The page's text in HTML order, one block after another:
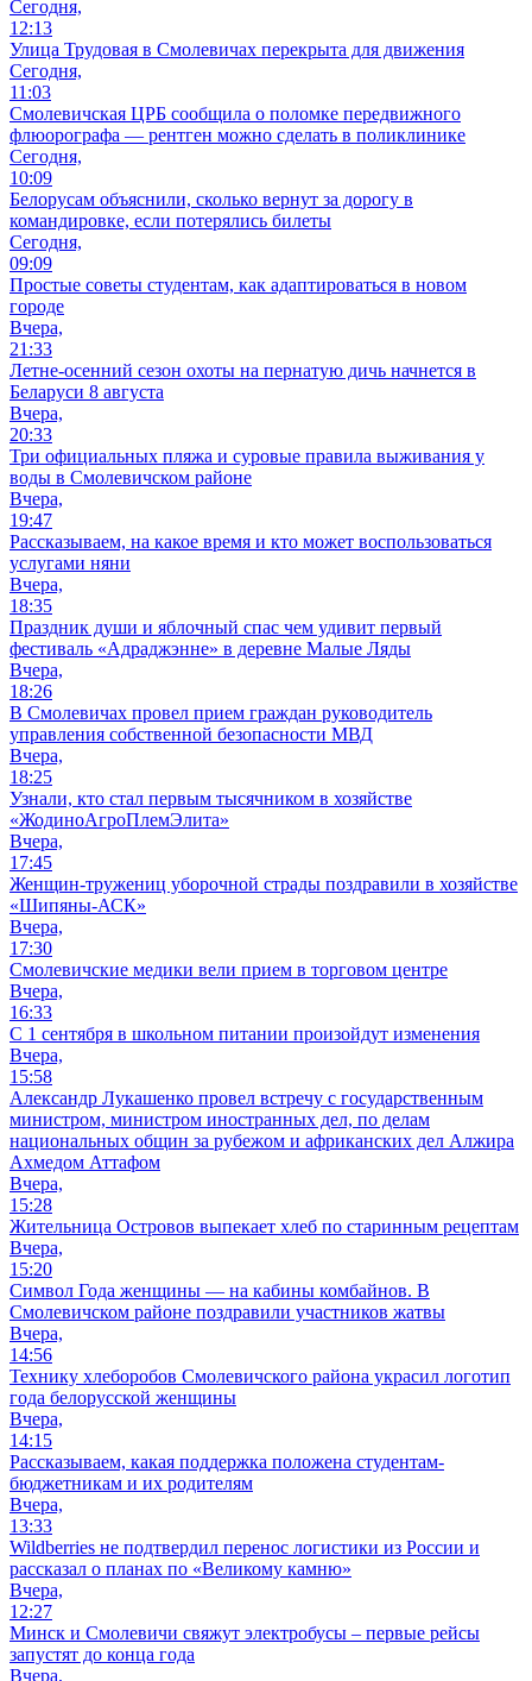
Сегодня,
12:13
Улица Трудовая в Смолевичах перекрыта для движения
Сегодня,
11:03
Смолевичская ЦРБ сообщила о поломке передвижного
флюорографа — рентген можно сделать в поликлинике
Сегодня,
10:09
Белорусам объяснили, сколько вернут за дорогу в
командировке, если потерялись билеты
Сегодня,
09:09
Простые советы студентам, как адаптироваться в новом
городе
Вчера,
21:33
Летне-осенний сезон охоты на пернатую дичь начнется в
Беларуси 8 августа
Вчера,
20:33
Три официальных пляжа и суровые правила выживания у
воды в Смолевичском районе
Вчера,
19:47
Рассказываем, на какое время и кто может воспользоваться
услугами няни
Вчера,
18:35
Праздник души и яблочный спас чем удивит первый
фестиваль «Адраджэнне» в деревне Малые Ляды
Вчера,
18:26
В Смолевичах провел прием граждан руководитель
управления собственной безопасности МВД
Вчера,
18:25
Узнали, кто стал первым тысячником в хозяйстве
«ЖодиноАгроПлемЭлита»
Вчера,
17:45
Женщин-тружениц уборочной страды поздравили в хозяйстве
«Шипяны-АСК»
Вчера,
17:30
Смолевичские медики вели прием в торговом центре
Вчера,
16:33
С 1 сентября в школьном питании произойдут изменения
Вчера,
15:58
Александр Лукашенко провел встречу с государственным
министром, министром иностранных дел, по делам
национальных общин за рубежом и африканских дел Алжира
Ахмедом Аттафом
Вчера,
15:28
Жительница Островов выпекает хлеб по старинным рецептам
Вчера,
15:20
Символ Года женщины — на кабины комбайнов. В
Смолевичском районе поздравили участников жатвы
Вчера,
14:56
Технику хлеборобов Смолевичского района украсил логотип
года белорусской женщины
Вчера,
14:15
Рассказываем, какая поддержка положена студентам-
бюджетникам и их родителям
Вчера,
13:33
Wildberries не подтвердил перенос логистики из России и
рассказал о планах по «Великому камню»
Вчера,
12:27
Минск и Смолевичи свяжут электробусы – первые рейсы
запустят до конца года
Вчера,